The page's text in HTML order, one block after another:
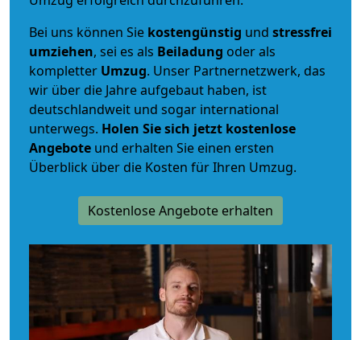
Bei uns können Sie kostengünstig und stressfrei
umziehen, sei es als Beiladung oder als
kompletter Umzug. Unser Partnernetzwerk, das
wir über die Jahre aufgebaut haben, ist
deutschlandweit und sogar international
unterwegs. Holen Sie sich jetzt kostenlose
Angebote und erhalten Sie einen ersten
Überblick über die Kosten für Ihren Umzug.
Kostenlose Angebote erhalten